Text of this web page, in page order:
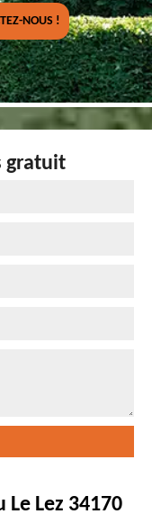
NOUS !
gratuit
Le Lez 34170